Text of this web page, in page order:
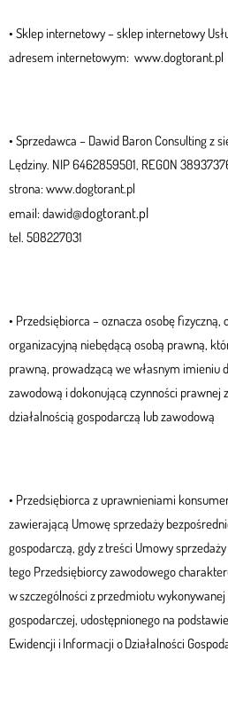
• Sklep internetowy – sklep internetowy
adresem internetowym: www.dogtorant.pl
• Sprzedawca – Dawid Baron Consulting z
Lędziny. NIP 6462859501, REGON
strona: www.dogtorant.pl
email: dawid@dogtorant.pl
tel. 508227031
• Przedsiębiorca – oznacza osobę
organizacyjną niebędącą osobą prawną,
prawną, prowadzącą we własnym imieniu
zawodową i dokonującą czynności prawnej
działalnością gospodarczą lub zawodową
• Przedsiębiorca z uprawnieniami
zawierającą Umowę sprzedaży
gospodarczą, gdy z treści Umowy
tego Przedsiębiorcy zawodowego
w szczególności z przedmiotu
gospodarczej, udostępnionego na
Ewidencji i Informacji o Działalności